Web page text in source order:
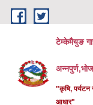
Skip to main content
टेम्केमैयुङ
"कृषि, पर्यटन
आधार"